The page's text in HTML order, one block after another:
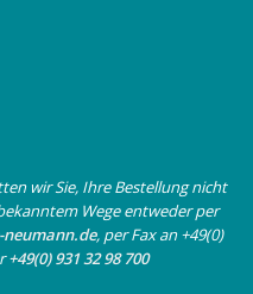
wir Sie, Ihre Bestellung nicht
Wege entweder per
neumann.de, per Fax an +49(0)
+49(0) 931 32 98 700